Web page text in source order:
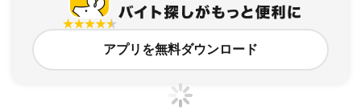
アプリを無料ダウンロード